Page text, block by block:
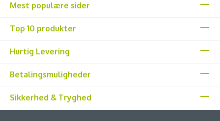
Mest populære sider
Top 10 produkter
Hurtig Levering
Betalingsmuligheder
Sikkerhed & Tryghed